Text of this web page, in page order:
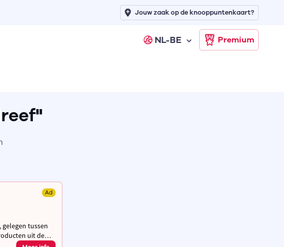
NL-BE Premium
Jouw zaak op de knooppuntenkaart?
Ad
tussen
uit de